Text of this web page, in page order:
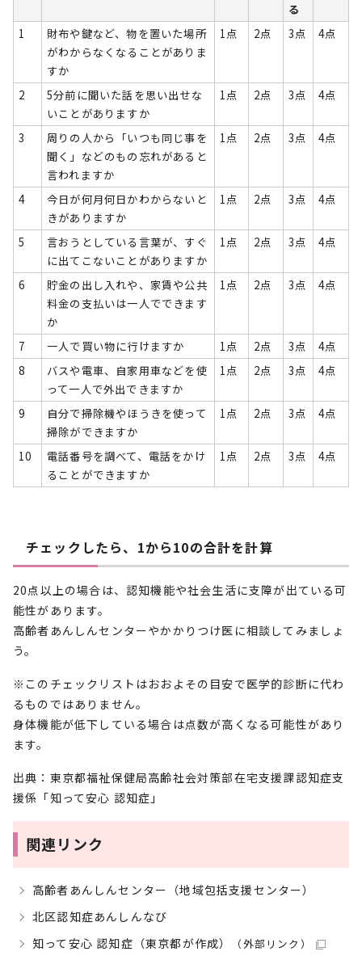
る
1
財布や鍵など、物を置いた場所
がわからなくなることがありま
すか
1点 2点 3点 4点
2
5分前に聞いた話を思い出せな
いことがありますか
1点 2点 3点 4点
3
周りの人から「いつも同じ事を
聞く」などのもの忘れがあると
言われますか
1点 2点 3点 4点
4
今日が何月何日かわからないと
きがありますか
1点 2点 3点 4点
5
言おうとしている言葉が、すぐ
に出てこないことがありますか
1点 2点 3点 4点
6
貯金の出し入れや、家賃や公共
料金の支払いは一人でできます
か
1点 2点 3点 4点
7 一人で買い物に行けますか 1点 2点 3点
4点
8
バスや電車、自家用車などを使
って一人で外出できますか
1点 2点 3点 4点
9
自分で掃除機やほうきを使って
掃除ができますか
1点 2点 3点 4点
10
電話番号を調べて、電話をかけ
ることができますか
1点 2点 3点 4点
チェックしたら、1から10の合計を計算
20点以上の場合は、認知機能や社会生活に支障が出ている可
能性があります。
高齢者あんしんセンターやかかりつけ医に相談してみましょ
う。
※このチェックリストはおおよその目安で医学的診断に代わ
るものではありません。
身体機能が低下している場合は点数が高くなる可能性があり
ます。
出典：東京都福祉保健局高齢社会対策部在宅支援課認知症支
援係「知って安心 認知症」
関連リンク
高齢者あんしんセンター（地域包括支援センター）
北区認知症あんしんなび
知って安心 認知症（東京都が作成）
（外部リンク）